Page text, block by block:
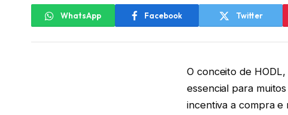
WhatsApp Facebook Twitter
O conceito de
essencial para
incentiva a compra